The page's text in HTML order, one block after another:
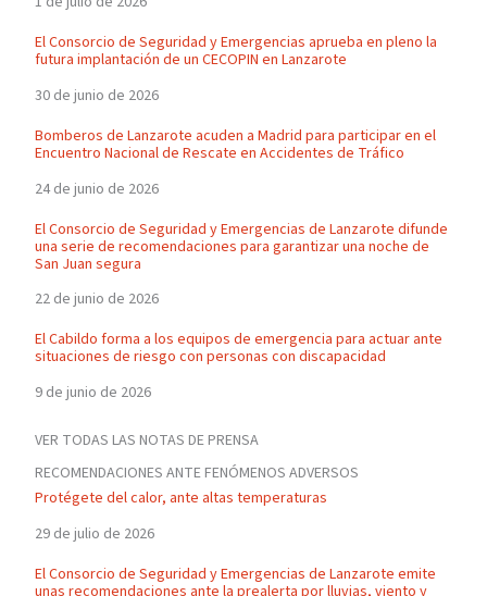
El Consorcio de Seguridad y Emergencias aprueba en pleno la
futura implantación de un CECOPIN en Lanzarote
30 de junio de 2026
Bomberos de Lanzarote acuden a Madrid para participar en el
Encuentro Nacional de Rescate en Accidentes de Tráfico
24 de junio de 2026
El Consorcio de Seguridad y Emergencias de Lanzarote difunde
una serie de recomendaciones para garantizar una noche de
San Juan segura
22 de junio de 2026
El Cabildo forma a los equipos de emergencia para actuar ante
situaciones de riesgo con personas con discapacidad
9 de junio de 2026
VER TODAS LAS NOTAS DE PRENSA
RECOMENDACIONES ANTE FENÓMENOS ADVERSOS
Protégete del calor, ante altas temperaturas
29 de julio de 2026
El Consorcio de Seguridad y Emergencias de Lanzarote emite
unas recomendaciones ante la prealerta por lluvias, viento y